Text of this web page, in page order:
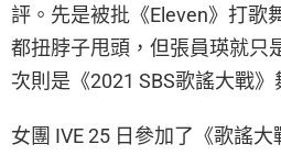
評。先是被批《Eleven》打歌
都扭脖子甩頭，但張員瑛就只
次則是《2021 SBS歌謠大戰》
女團 IVE 25 日參加了《歌謠